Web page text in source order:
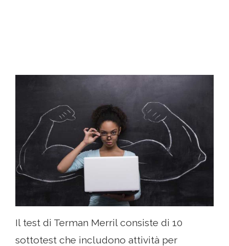
Il test di Terman Merril consiste di 10
sottotest che includono attività per